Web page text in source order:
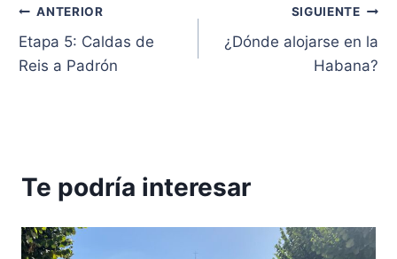
Navegación
de
ANTERIOR
Etapa 5: Caldas de
Reis a Padrón
SIGUIENTE
¿Dónde alojarse en la
Habana?
Te podría interesar